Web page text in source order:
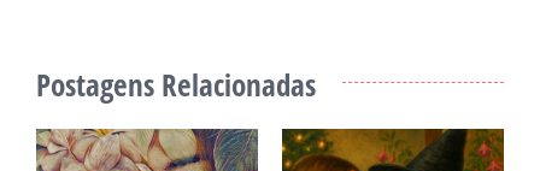
Postagens Relacionadas